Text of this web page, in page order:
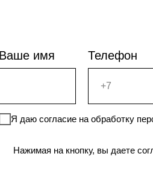
Ваше имя Телефон
Я даю согласие на обработку
Нажимая на кнопку, вы даете